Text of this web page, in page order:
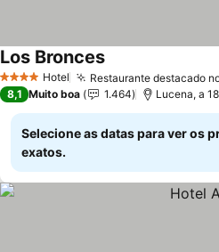
4 EstrelasHotel Restaurante destacado
Los BroncesVer preços
8,1 Muito boa 1.464 Lucena, a
Selecione as datas para ver os
exatos.